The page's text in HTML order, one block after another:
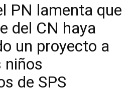
PN lamenta que
del CN haya
un proyecto a
niños
de SPS